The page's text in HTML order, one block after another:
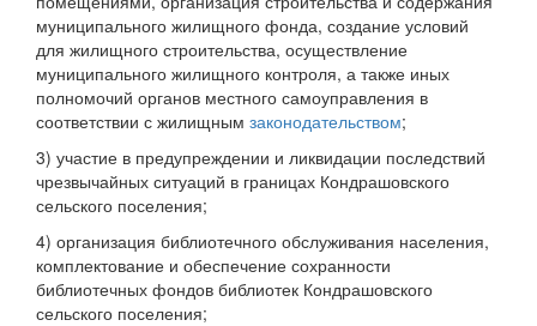
муниципального жилищного фонда, создание условий
для жилищного строительства, осуществление
муниципального жилищного контроля, а также иных
полномочий органов местного самоуправления в
соответствии с жилищным законодательством;
3) участие в предупреждении и ликвидации последствий
чрезвычайных ситуаций в границах Кондрашовского
сельского поселения;
4) организация библиотечного обслуживания населения,
комплектование и обеспечение сохранности
библиотечных фондов библиотек Кондрашовского
сельского поселения;